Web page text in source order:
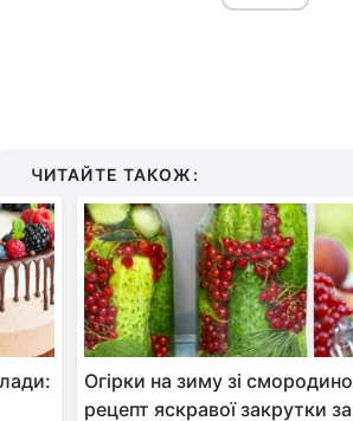
ЧИТАЙТЕ ТАКОЖ:
Огірки на зиму зі
рецепт яскравої закрутки